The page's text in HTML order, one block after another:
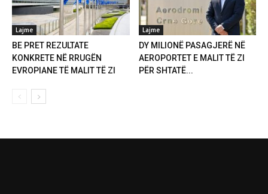
Lajme
BE PRET REZULTATE
KONKRETE NË RRUGËN
EVROPIANE TË MALIT TË ZI
Lajme
DY MILIONË PASAGJERË NË
AEROPORTET E MALIT TË ZI
PËR SHTATË...